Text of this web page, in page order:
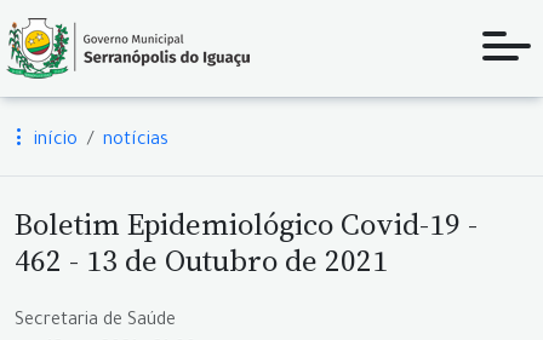
início notícias
Boletim Epidemiológico Covid-19 -
462 - 13 de Outubro de 2021
Secretaria de Saúde